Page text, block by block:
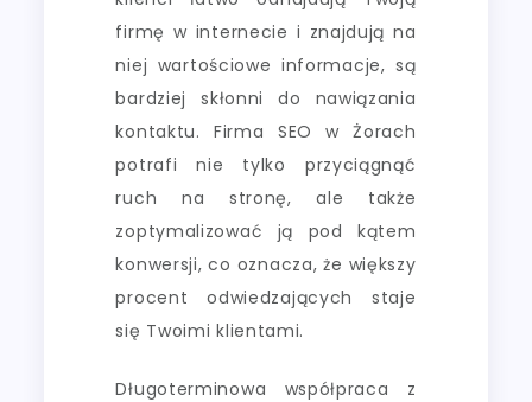
firmę w internecie i znajdują na
niej wartościowe informacje, są
bardziej skłonni do nawiązania
kontaktu. Firma SEO w Żorach
potrafi nie tylko przyciągnąć
ruch na stronę, ale także
zoptymalizować ją pod kątem
konwersji, co oznacza, że większy
procent odwiedzających staje
się Twoimi klientami.
Długoterminowa współpraca z